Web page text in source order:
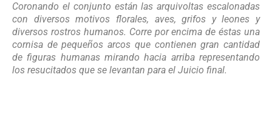
Coronando el conjunto están las arquivoltas escalonadas
con diversos motivos florales, aves, grifos y leones y
diversos rostros humanos. Corre por encima de éstas una
cornisa de pequeños arcos que contienen gran cantidad
de figuras humanas mirando hacia arriba representando
los resucitados que se levantan para el Juicio final.